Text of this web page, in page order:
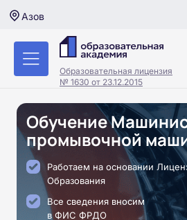
Азов
Образовательная лицензия
№ 1630 от 23.12.2015
Обучение
промывочной
Работаем на основании
Образования
Все сведения вносим
в ФИС ФРДО